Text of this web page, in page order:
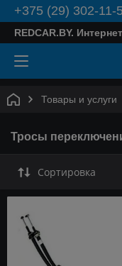
+375 (29) 302-11-
REDCAR.BY.
Товары и услуги
Тросы
Сортировка